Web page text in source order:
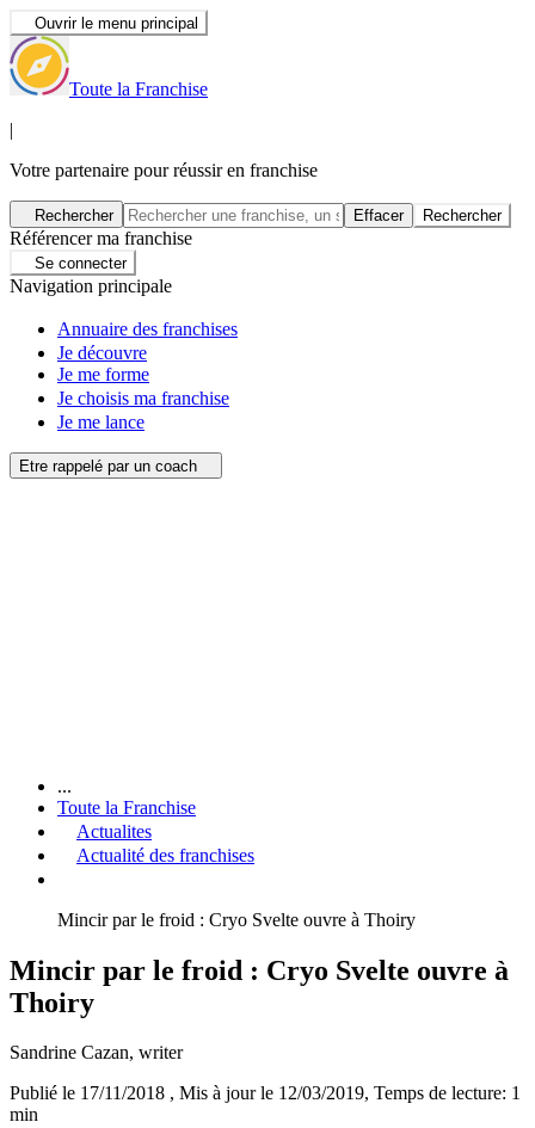
Ouvrir le menu principal
Toute la Franchise
|
Votre partenaire pour réussir en franchise
Rechercher Effacer Rechercher
Référencer ma franchise
Se connecter
Navigation principale
Annuaire des franchises
Je découvre
Je me forme
Je choisis ma franchise
Je me lance
Etre rappelé par un coach
...
Toute la Franchise
Actualites
Actualité des franchises
Mincir par le froid : Cryo Svelte ouvre à Thoiry
Mincir par le froid : Cryo Svelte ouvre à
Thoiry
Sandrine Cazan, writer
Publié le 17/11/2018 , Mis à jour le 12/03/2019, Temps de lecture: 1
min